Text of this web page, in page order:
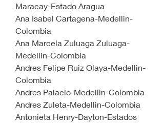
Maracay-Estado Aragua
Ana Isabel Cartagena-Medellin-
Colombia
Ana Marcela Zuluaga Zuluaga-
Medellin-Colombia
Andres Felipe Ruiz Olaya-Medellin-
Colombia
Andres Palacio-Medellin-Colombia
Andres Zuleta-Medellin-Colombia
Antonieta Henry-Dayton-Estados